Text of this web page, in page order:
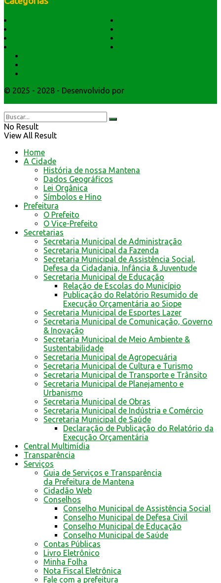
© 2025 - 2028 - Desenvolvido por
No Result
View All Result
Home
A Cidade
História de nossa Mantena
Dados Geográficos
Lei Orgânica
Símbolos e Hino
Prefeitura
O Prefeito
O Vice-Prefeito
Secretarias
Secretaria Municipal de Administração
Secretaria Municipal da Fazenda
Secretaria Municipal de Assistência Social,
Defesa da Cidadania, Infância & Juventude
Secretaria Municipal de Educação
Relação de Escolas do Município
Publicação do Relatório Resumido de
Execução Orçamentária ao Siope
Secretaria Municipal de Esportes Lazer
Secretaria Municipal de Comunicação, Governo
& Inovação
Secretaria Municipal de Meio Ambiente &
Sustentabilidade
Secretaria Municipal de Agropecuária
Secretaria Municipal de Cultura e Turismo
Secretaria Municipal de Transporte e Trânsito
Secretaria Municipal de Planejamento e
Urbanismo
Secretaria Municipal de Obras
Secretaria Municipal de Indústria e Comércio
Secretaria Municipal de Saúde
Declaração de Publicação do Relatório da
Execução Orçamentária
Central Multimídia
Transparência
Serviços
Guia de Serviços e Transparência
da Prefeitura de Mantena
Cidadão Web
Conselhos
Conselho Municipal de Assistência Social
Conselho Municipal de Defesa Civil
Conselho Municipal de Educação
Conselho Municipal de Saúde
Contas Públicas
Livro Eletrônico
Minha Folha
Nota Fiscal Eletrônica
Fale com a prefeitura